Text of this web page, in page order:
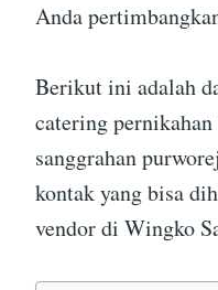
Anda
Berikut ini adalah
catering
sanggrahan
kontak yang bisa
vendor di Wingko